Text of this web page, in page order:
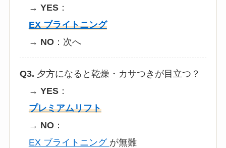
→ YES：
EX ブライトニング
→ NO：次へ
Q3. 夕方になると乾燥・カサつきが目立つ？
→ YES：
プレミアムリフト
→ NO：
EX ブライトニング が無難